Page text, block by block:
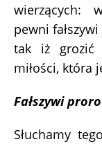
wierzących:
pewni
tak iż grozić
miłości, która
Fałszywi
Słuchamy